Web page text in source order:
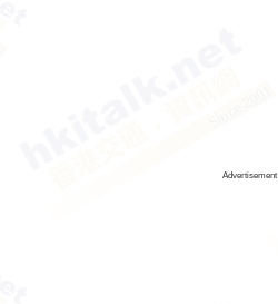
Advertisement